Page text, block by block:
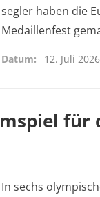
segler haben die
Medaillenfest
Datum 12. Juli 2026
In sechs